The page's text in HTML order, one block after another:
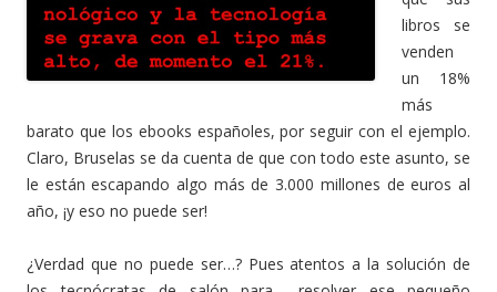
libros se
venden
un 18%
más
barato que los ebooks españoles, por seguir con el ejemplo.
Claro, Bruselas se da cuenta de que con todo este asunto, se
le están escapando algo más de 3.000 millones de euros al
año, ¡y eso no puede ser!
¿Verdad que no puede ser…? Pues atentos a la solución de